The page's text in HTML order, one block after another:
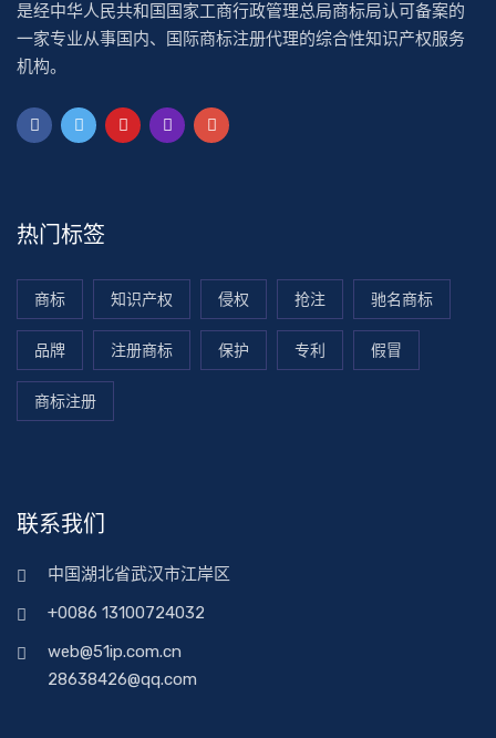
是经中华人民共和国国家工商行政管理总局商标局认可备案的
一家专业从事国内、国际商标注册代理的综合性知识产权服务
机构。
热门标签
商标 知识产权 侵权 抢注 驰名商标
品牌 注册商标 保护 专利 假冒
商标注册
联系我们
中国湖北省武汉市江岸区
+0086 13100724032
web@51ip.com.cn
28638426@qq.com